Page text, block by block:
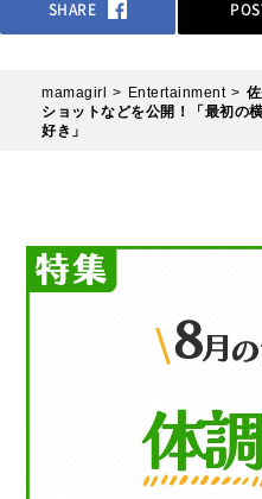
SHARE
mamagirl Entertainment
ショットなどを公開！「最初の
好き」